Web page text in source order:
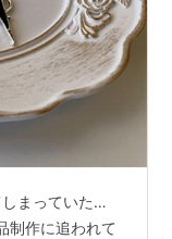
まっていた…
制作に追われて